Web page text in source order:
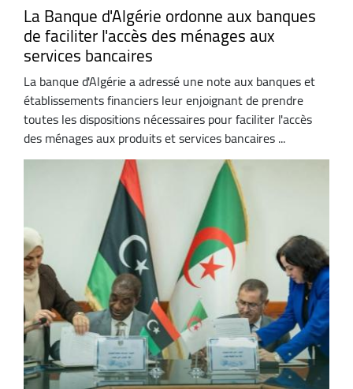
La Banque d'Algérie ordonne aux banques
de faciliter l'accès des ménages aux
services bancaires
La banque d'Algérie a adressé une note aux banques et
établissements financiers leur enjoignant de prendre
toutes les dispositions nécessaires pour faciliter l'accès
des ménages aux produits et services bancaires ...